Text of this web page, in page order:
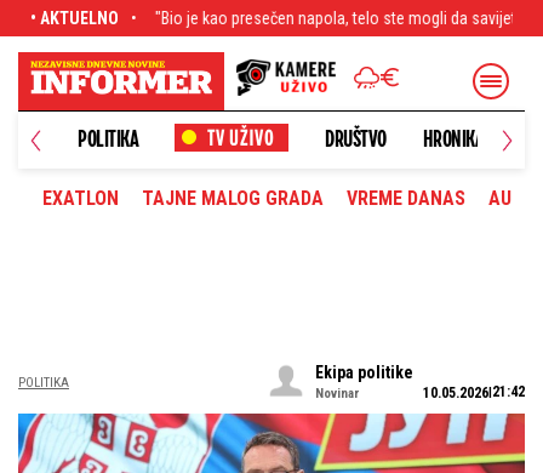
• AKTUELNO
kao presečen napola, telo ste mogli da savijete i namestite kako hoćete"
NOVO POLITIKA DRUŠTVO HRONIKA
EXATLON TAJNE MALOG GRADA VREME DANAS
POLITIKA
Ekipa politike
Novinar 10.05.2026 21:42